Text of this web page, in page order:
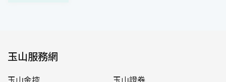
玉山服務網
玉山金控
玉山證券